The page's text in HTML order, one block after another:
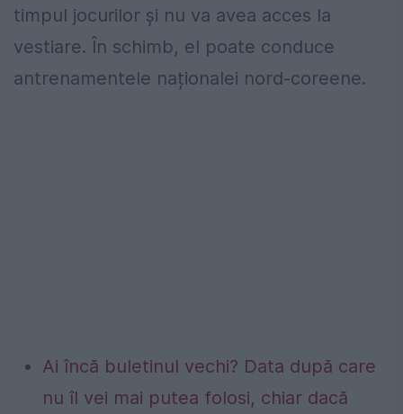
timpul jocurilor și nu va avea acces la
vestiare. În schimb, el poate conduce
antrenamentele naționalei nord-coreene.
Ai încă buletinul vechi? Data după care
nu îl vei mai putea folosi, chiar dacă